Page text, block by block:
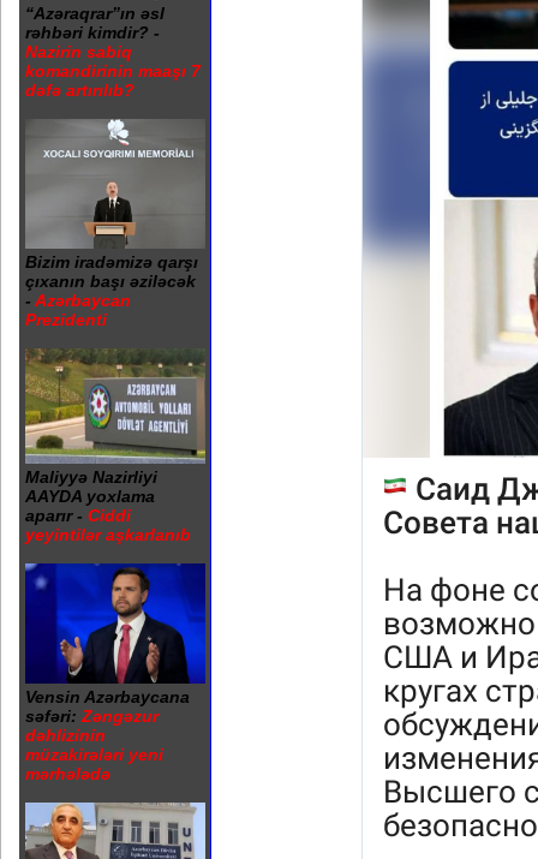
“Azəraqrar”ın əsl
rəhbəri kimdir? -
Nazirin sabiq
komandirinin maaşı 7
dəfə artırılıb?
Bizim iradəmizə qarşı
çıxanın başı əziləcək
- Azərbaycan
Prezidenti
Maliyyə Nazirliyi
AAYDA yoxlama
aparır - Ciddi
yeyintilər aşkarlanıb
Vensin Azərbaycana
səfəri: Zəngəzur
dəhlizinin
müzakirələri yeni
mərhələdə